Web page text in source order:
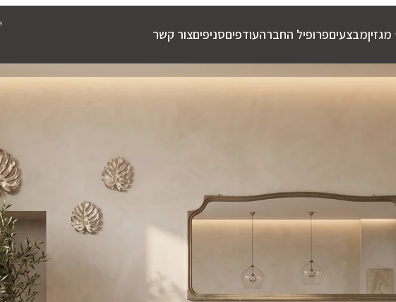
מגזיןמבצעיםפרופיל החברהעודפיםסניפיםצור קשר